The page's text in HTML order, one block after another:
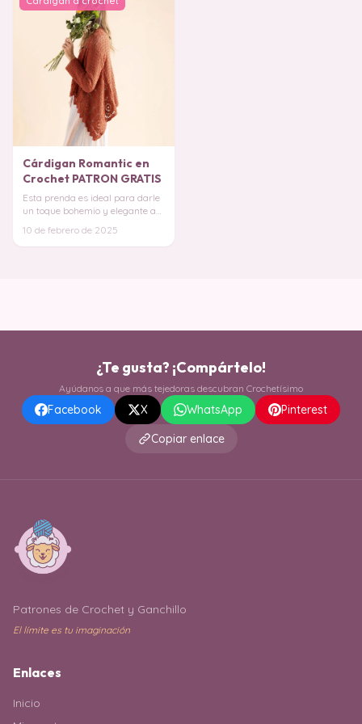
Cárdigan Romantic en
Crochet PATRON GRATIS
Esta prenda es ideal para darle
un toque bohemio y elegante a
y el
10 de febrero de 2025
¿Te gusta? ¡Compártelo!
Ayúdanos a que más tejedoras descubran Crochetísimo
Facebook X WhatsApp
Pinterest
Copiar enlace
Patrones de Crochet y Ganchillo
El límite es tu imaginación
Enlaces
Inicio